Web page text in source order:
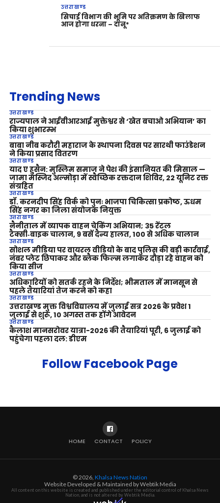
उत्तराखण्ड
सिचाई विभाग की भूमि पर अतिक्रमण के खिलाफ
आज होगा धरना – दानू*
Trending News
उत्तराखण्ड
राज्यपाल ने आईवीआरआई मुक्तेश्वर से ‘खेत बचाओ अभियान’ का
किया शुभारम्भ
उत्तराखण्ड
बाबा नीब करौरी महाराज के स्थापना दिवस पर सारथी फाउंडेशन
ने किया प्रसाद वितरण
उत्तराखण्ड
याद ए हुसैन: मुस्लिम समाज ने पेश की इंसानियत की मिसाल —
जामा मस्जिद अल्मोड़ा में स्वैच्छिक रक्तदान शिविर, 22 यूनिट रक्त
संग्रहित
उत्तराखण्ड
डॉ. करनदीप सिंह विर्क को पुनः भाजपा चिकित्सा प्रकोष्ठ, ऊधम
सिंह नगर का जिला संयोजक नियुक्त
उत्तराखण्ड
नैनीताल में व्यापक वाहन चेकिंग अभियान; 35 रेंटल
टैक्सी‑बाइक चालान, 9 बसें दैन्य हालत, 100 से अधिक चालान
उत्तराखण्ड
सोशल मीडिया पर वायरल वीडियो के बाद पुलिस की बड़ी कार्रवाई,
नंबर प्लेट छिपाकर और ब्लैक फिल्म लगाकर दौड़ा रहे वाहन को
किया सीज
उत्तराखण्ड
अधिकारियों को सतर्क रहने के निर्देश; भीमताल में मानसून से
पहले तैयारियां तेज करने को कहा
उत्तराखण्ड
उत्तराखण्ड मुक्त विश्वविद्यालय में जुलाई सत्र 2026 के प्रवेश 1
जुलाई से शुरू, 10 अगस्त तक होंगे आवेदन
उत्तराखण्ड
कैलाश मानसरोवर यात्रा-2026 की तैयारियां पूरी, 6 जुलाई को
पहुंचेगा पहला दल: डीएम
Follow Facebook Page
HOME CONTACT POLICY
© 2026, Khalsa News Nation
Website Developed & Maintained by Webtik Media
All content on this website is created and published under the editorial control of Khalsa News
Nation, and is not altered by Webtik Media.